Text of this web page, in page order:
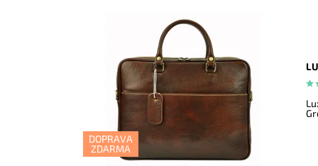
DOPRAVA
ZDARMA